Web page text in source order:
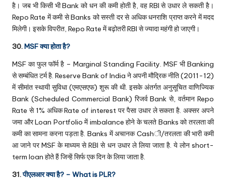
है। जब भी किसी भी Bank को धन की कमी होती है, वह RBI से उधार ले सकती है।
Repo Rate में कमी से Banks को सस्ती दर से अधिक धनराशि प्राप्त करने में मदद
मिलेगी। इसके विपरीत, Repo Rate में बढ़ोतरी RBI से ज्यादा महंगी हो जाएगी।
30.MSF क्या होता है?
MSF का फुल फॉर्म है – Marginal Standing Facility. MSF भी Banking
से सम्बंधित टर्म है. Reserve Bank of India ने अपनी मौद्रिक नीति (2011-12)
में सीमांत स्थायी सुविधा (एमएसएफ) शुरू की थी. इसके अंतर्गत अनुसूचित वाणिज्यिक
Bank (Scheduled Commercial Bank) रिजर्व Bank से, वर्तमान Repo
Rate से 1% अधिक Rate of interest पर पैसा उधार ले सकता है. अक्सर अपने
जमा और Loan Portfolio में imbalance होने के चलते Banks को तरलता की
कमी का सामना करना पड़ता है. Banks में अचानक Cashी/तरलता की भारी कमी
आ जाने पर MSF के माध्यम से RBI से धन उधार ले लिया जाता है. ये लोन short-
term loan होते हैं जिन्हें सिर्फ एक दिन के लिया जाता है.
31.पीएलआर क्या है? – What is PLR?